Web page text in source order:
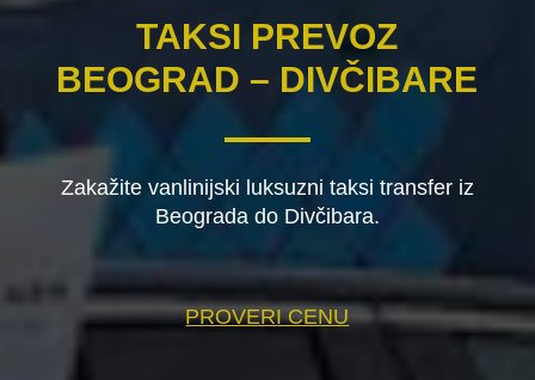
TAKSI PREVOZ
BEOGRAD – DIVČIBARE
Zakažite vanlinijski luksuzni taksi transfer iz
Beograda do Divčibara.
PROVERI CENU